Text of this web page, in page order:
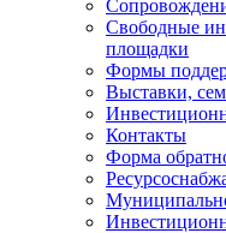
Свободные
площадки
Формы
Выставки,
Контакты
Форма